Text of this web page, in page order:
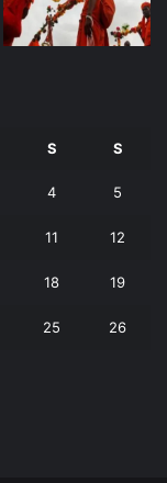
S S
4 5
11 12
18 19
25 26